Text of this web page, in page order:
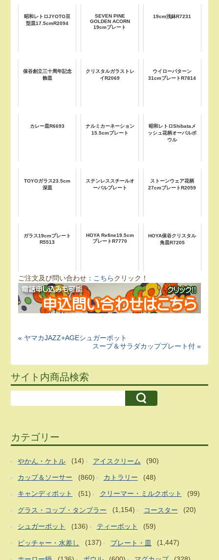
昭和レトロJYOTO豆
型皿17.5cmR2094
SEVEN PINE
GOLDEN ACORN
19cmプレート
19cm浅鉢R7231
保谷創立三十周年記念
飾皿
クリスタルガラストレ
イR2069
ウイローパターン
31cmプレートR7814
カレー皿R6693
ナルミカーネーション
15.5cmプレート
昭和レトロShibataメ
ッシュ花柄オーバルボ
ウル
TOYOガラス23.5cm
深皿
ステンレススチールオ
ーバルプレート
ストーンウェア花柄
27cmプレートR2059
ガラス19cmプレート
R5513
HOYA Refine19.5cm
プレートR7770
HOYA保谷クリスタル
角皿R7205
ご注文及び問い合わせ： こちらクリック！
« ヤマカJAZZ+AGEシュガーポット
スープ＆サラダカッププレート付 »
サイト内商品検索
カテゴリー
やかん・ケトル (14) アイスクリーム (90)
カップ＆ソーサー (860) カトラリー (48)
キャンディポット (51) クリーマー・ミルクポット (99)
グラス・コップ・タンブラー (1,154) コースター (20)
シュガーポット (136) ティーポット (59)
ピッチャー・水差し (137) プレート・皿 (1,447)